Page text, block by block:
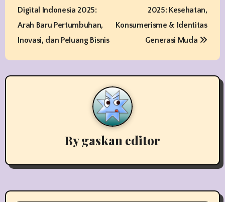
n
a
a
t
Digital Indonesia 2025:
Arah Baru Pertumbuhan,
Inovasi, dan Peluang Bisnis
2025: Kesehatan,
Konsumerisme & Identitas
Generasi Muda
Bygaskan editor